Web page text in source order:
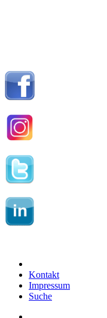
Kontakt
Impressum
Suche